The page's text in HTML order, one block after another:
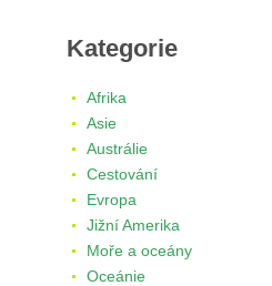
Kategorie
Afrika
Asie
Austrálie
Cestování
Evropa
Jižní Amerika
Moře a oceány
Oceánie